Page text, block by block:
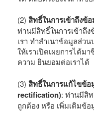
(2) สิทธิ์ในการเข้าถึงข้
ท่านมีสิทธิ์ในการเข้าถึ
เรา ทำสำเนาข้อมูลส่ว
ให้เราเปิดเผยการได้
ความ ยินยอมต่อเราได้
(3) สิทธิ์ในการแก้ไขข้
rectification): ท่านมีสิ
ถูกต้อง หรือ เพิ่มเติมข้